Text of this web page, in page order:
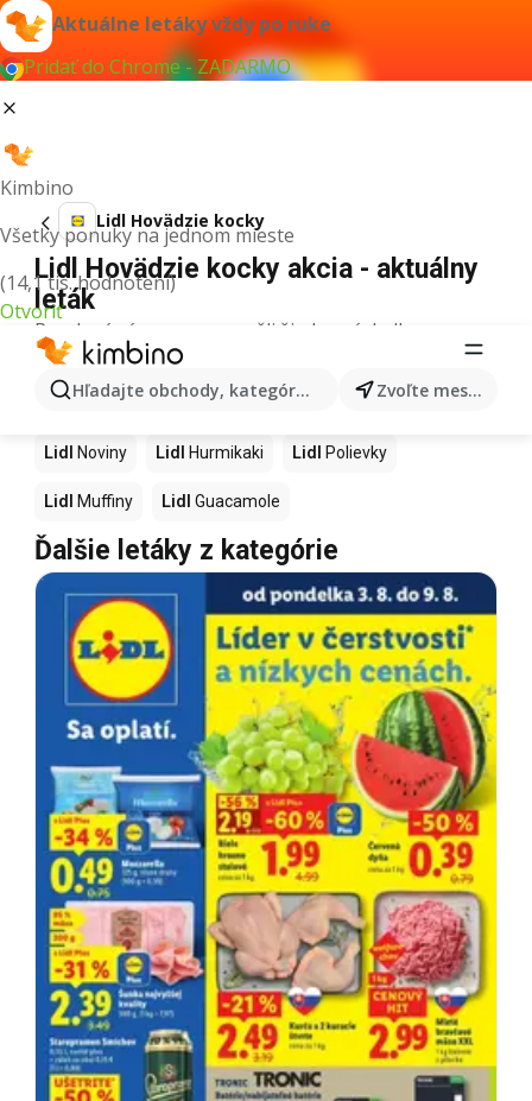
Aktuálne letáky vždy po ruke
Pridať do Chrome - ZADARMO
Kimbino
Všetky ponuky na jednom mieste
(14,1 tis. hodnotení)
Otvoriť
Hľadajte obchody, kategórie, produkty... Zvoľte mesto
Lidl Hovädzie kocky
Lidl Hovädzie kocky akcia - aktuálny
leták
Pre daný výraz sme nenašli žiadne výsledky.
Ďalšie produkty v obchodoch Lidl
Lidl Kapor Ashwagandha Nintendo Switch
Lidl Noviny Lidl Hurmikaki Lidl Polievky
Lidl Muffiny Lidl Guacamole
Ďalšie letáky z kategórie